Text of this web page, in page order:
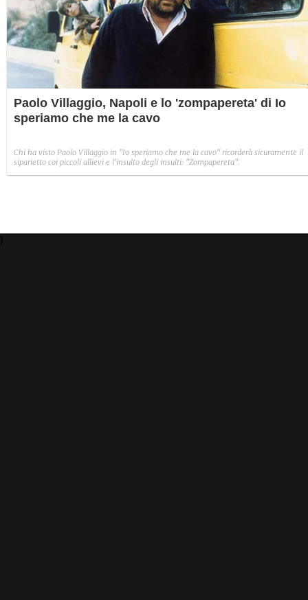
Paolo Villaggio, Napoli e lo 'zompapereta' di Io
speriamo che me la cavo
Chi ha visto Paolo Villaggio in "Io speriamo che me la cavo" ricorderà sicuramente il
siparietto coi piccoli allievi e l'insulto degli insulti: "Zompapereta".